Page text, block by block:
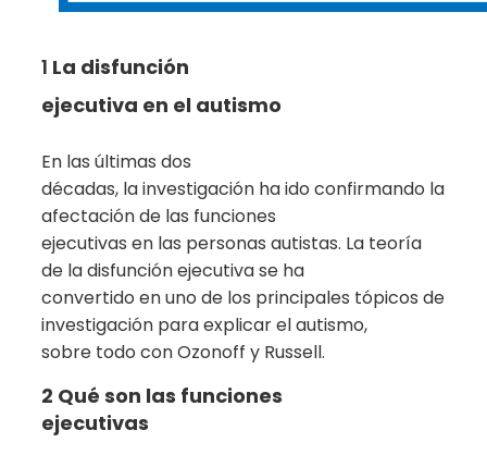
1 La disfunción
ejecutiva en el autismo
En las últimas dos
décadas, la investigación ha ido confirmando la
afectación de las funciones
ejecutivas en las personas autistas. La teoría
de la disfunción ejecutiva se ha
convertido en uno de los principales tópicos de
investigación para explicar el autismo,
sobre todo con Ozonoff y Russell.
2 Qué son las funciones
ejecutivas